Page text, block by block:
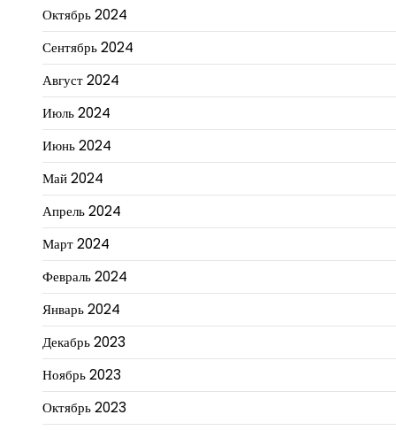
Октябрь 2024
Сентябрь 2024
Август 2024
Июль 2024
Июнь 2024
Май 2024
Апрель 2024
Март 2024
Февраль 2024
Январь 2024
Декабрь 2023
Ноябрь 2023
Октябрь 2023